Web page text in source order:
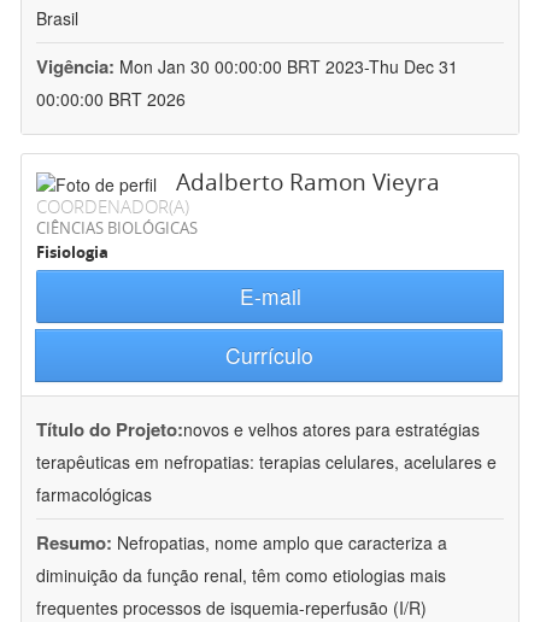
Brasil
Vigência: Mon Jan 30 00:00:00 BRT 2023-Thu Dec 31
00:00:00 BRT 2026
Adalberto Ramon Vieyra
COORDENADOR(A)
CIÊNCIAS BIOLÓGICAS
Fisiologia
E-mail
Currículo
Título do Projeto:novos e velhos atores para estratégias
terapêuticas em nefropatias: terapias celulares, acelulares e
farmacológicas
Resumo: Nefropatias, nome amplo que caracteriza a
diminuição da função renal, têm como etiologias mais
frequentes processos de isquemia-reperfusão (I/R)